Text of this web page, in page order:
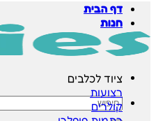
חיפוש
עבור:
דף הבית
חנות
ציוד לכלבים
רצועות
קולרים